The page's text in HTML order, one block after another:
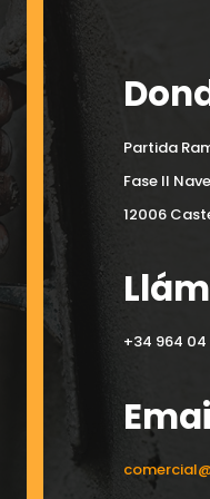
Partida
Fase II
12006
+34 964 04